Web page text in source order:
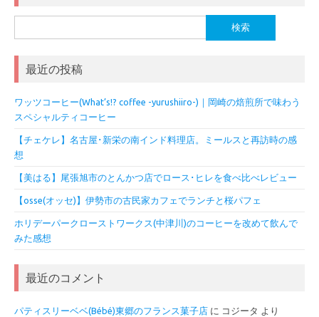
索:
最近の投稿
ワッツコーヒー(What’s!? coffee -yurushiiro-)｜岡崎の焙煎所で味わう
スペシャルティコーヒー
【チェケレ】名古屋･新栄の南インド料理店。ミールスと再訪時の感
想
【美はる】尾張旭市のとんかつ店でロース･ヒレを食べ比べレビュー
【osse(オッセ)】伊勢市の古民家カフェでランチと桜パフェ
ホリデーパークローストワークス(中津川)のコーヒーを改めて飲んで
みた感想
最近のコメント
パティスリーベベ(Bébé)東郷のフランス菓子店 に コジータ より